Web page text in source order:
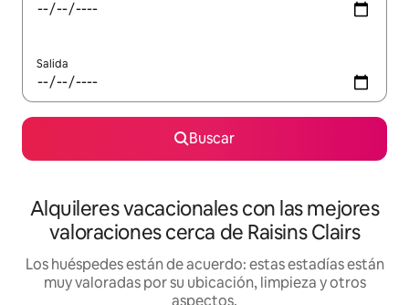
Salida
Buscar
Alquileres vacacionales con las mejores
valoraciones cerca de Raisins Clairs
Los huéspedes están de acuerdo: estas estadías están
muy valoradas por su ubicación, limpieza y otros
aspectos.